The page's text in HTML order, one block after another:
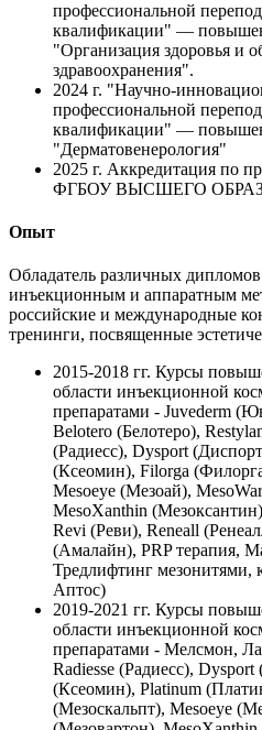
профессиональной
квалификации" —
"Организация здоровья и
здравоохранения".
2024 г. "Научно-
профессиональной
квалификации" —
"Дерматовенерология"
2025 г. Аккредитация по
ФГБОУ ВЫСШЕГО
Опыт
Обладатель различных
инъекционным и аппаратным
российские и международные
тренинги, посвященные
2015-2018 гг. Курсы
области инъекционной
препаратами - Juvederm
Belotero (Белотеро),
(Радиесс), Dysport
(Ксеомин), Filorga
Mesoeye (Мезоай),
MesoXanthin
Revi (Реви), Reneall
(Амалайн), PRP терапия,
Тредлифтинг мезонитями,
Аптос)
2019-2021 гг. Курсы
области инъекционной
препаратами - Мелсмон,
Radiesse (Радиесс),
(Ксеомин), Platinum
(Мезоскальпт), Mesoeye